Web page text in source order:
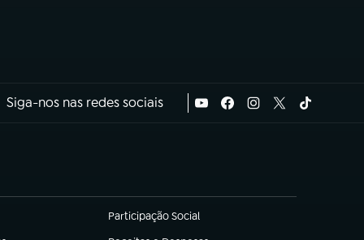
Siga-nos nas redes sociais
Participação Social
(abre em nova aba)